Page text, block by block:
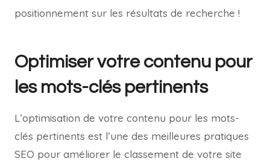
positionnement sur les résultats de recherche !
Optimiser votre contenu pour
les mots-clés pertinents
L’optimisation de votre contenu pour les mots-
clés pertinents est l’une des meilleures pratiques
SEO pour améliorer le classement de votre site